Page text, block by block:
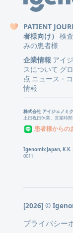
PATIENT
者様向け） 検
みの患者様
企業情報 アイ
スについて グ
点 ニュース ・
情報
株式会社 アイジェノミ
土日祝日休業、営業時
患者様からの
Igenomix Japan, K.K.
0011
[2026] ©
プライバシー